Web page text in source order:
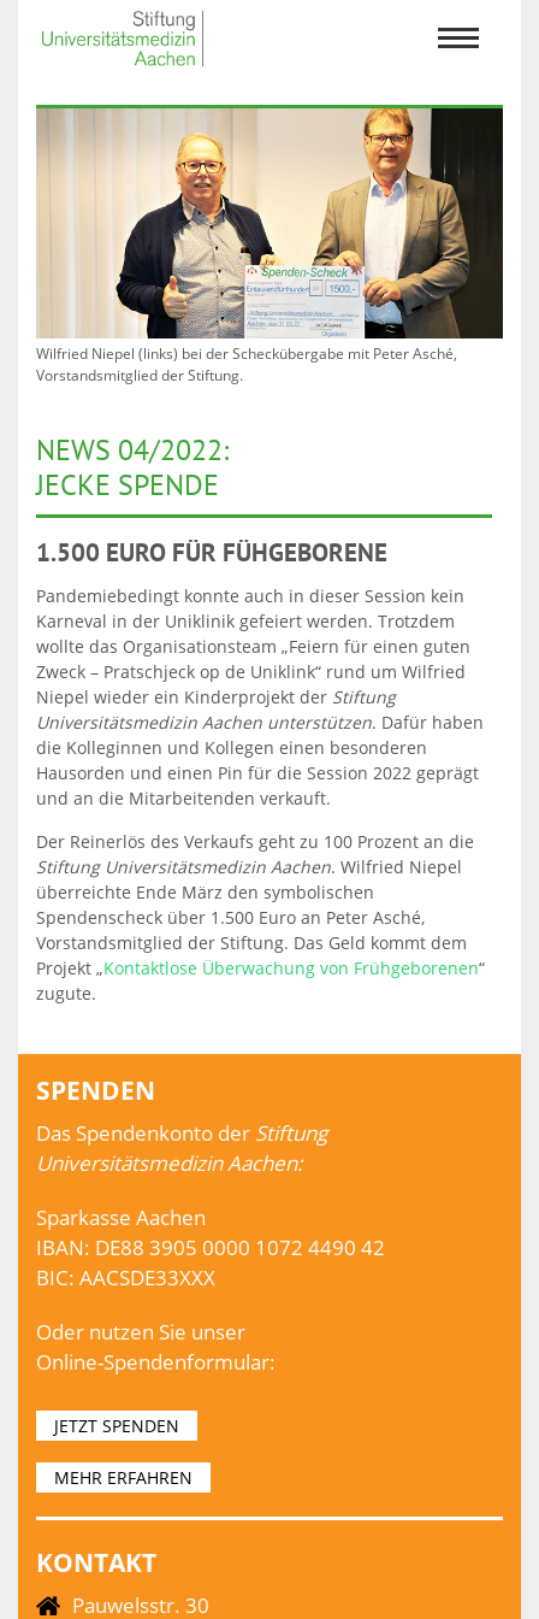
Wilfried Niepel (links) bei der Scheckübergabe mit Peter Asché,
Vorstandsmitglied der Stiftung.
NEWS 04/2022:
JECKE SPENDE
1.500 EURO FÜR FÜHGEBORENE
Pandemiebedingt konnte auch in dieser Session kein
Karneval in der Uniklinik gefeiert werden. Trotzdem
wollte das Organisationsteam „Feiern für einen guten
Zweck – Pratschjeck op de Uniklink“ rund um Wilfried
Niepel wieder ein Kinderprojekt der Stiftung
Universitätsmedizin Aachen unterstützen. Dafür haben
die Kolleginnen und Kollegen einen besonderen
Hausorden und einen Pin für die Session 2022 geprägt
und an die Mitarbeitenden verkauft.
Der Reinerlös des Verkaufs geht zu 100 Prozent an die
Stiftung Universitätsmedizin Aachen. Wilfried Niepel
überreichte Ende März den symbolischen
Spendenscheck über 1.500 Euro an Peter Asché,
Vorstandsmitglied der Stiftung. Das Geld kommt dem
Projekt „Kontaktlose Überwachung von Frühgeborenen“
zugute.
SPENDEN
Das Spendenkonto der Stiftung
Universitätsmedizin Aachen:
Sparkasse Aachen
IBAN: DE88 3905 0000 1072 4490 42
BIC: AACSDE33XXX
Oder nutzen Sie unser
Online-Spendenformular:
JETZT SPENDEN
MEHR ERFAHREN
KONTAKT
Pauwelsstr. 30